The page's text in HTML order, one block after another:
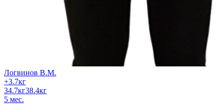
Логвинов В.М.
+3.7кг
34.7кг38.4кг
5 мес.